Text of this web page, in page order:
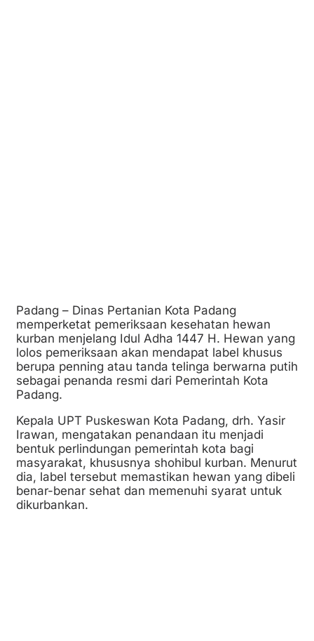
Padang – Dinas Pertanian Kota Padang
memperketat pemeriksaan kesehatan hewan
kurban menjelang Idul Adha 1447 H. Hewan yang
lolos pemeriksaan akan mendapat label khusus
berupa penning atau tanda telinga berwarna putih
sebagai penanda resmi dari Pemerintah Kota
Padang.
Kepala UPT Puskeswan Kota Padang, drh. Yasir
Irawan, mengatakan penandaan itu menjadi
bentuk perlindungan pemerintah kota bagi
masyarakat, khususnya shohibul kurban. Menurut
dia, label tersebut memastikan hewan yang dibeli
benar-benar sehat dan memenuhi syarat untuk
dikurbankan.